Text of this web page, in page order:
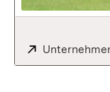
Extern: